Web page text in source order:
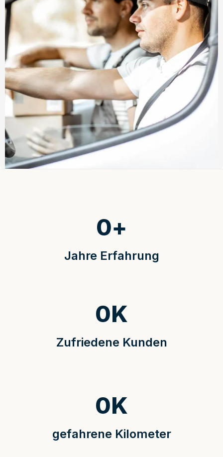
Jahre Erfahrung
0+
Zufriedene Kunden
0K
gefahrene Kilometer
0K